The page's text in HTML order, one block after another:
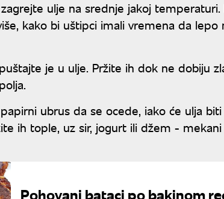
ulje na srednje jakoj
kako bi uštipci imali vremena da lepo
je u ulje. Pržite ih dok ne dobiju
ubrus da se ocede, iako će ulja
ih tople, uz sir, jogurt ili džem -
Pohovani bataci po bakinom